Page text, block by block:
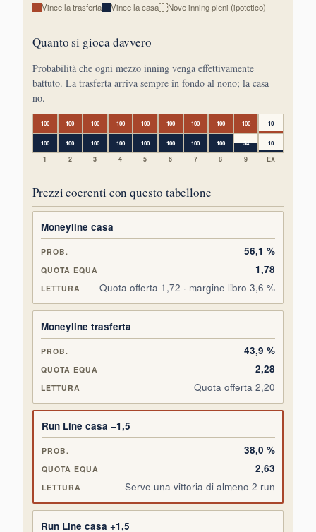
Vince la trasferta Vince la casa Nove inning pieni (ipotetico)
Quanto si gioca davvero
Probabilità che ogni mezzo inning venga effettivamente
battuto. La trasferta arriva sempre in fondo al nono; la casa
no.
100
100
1
100
100
2
100
100
3
100
100
4
100
100
5
100
100
6
100
100
7
100
100
8
100
54
9
10
10
EX
Prezzi coerenti con questo tabellone
Moneyline casa
56,1 %
1,78
Quota offerta 1,72 · margine libro 3,6 %
Moneyline trasferta
43,9 %
2,28
Quota offerta 2,20
Run Line casa −1,5
38,0 %
2,63
Serve una vittoria di almeno 2 run
Run Line casa +1,5